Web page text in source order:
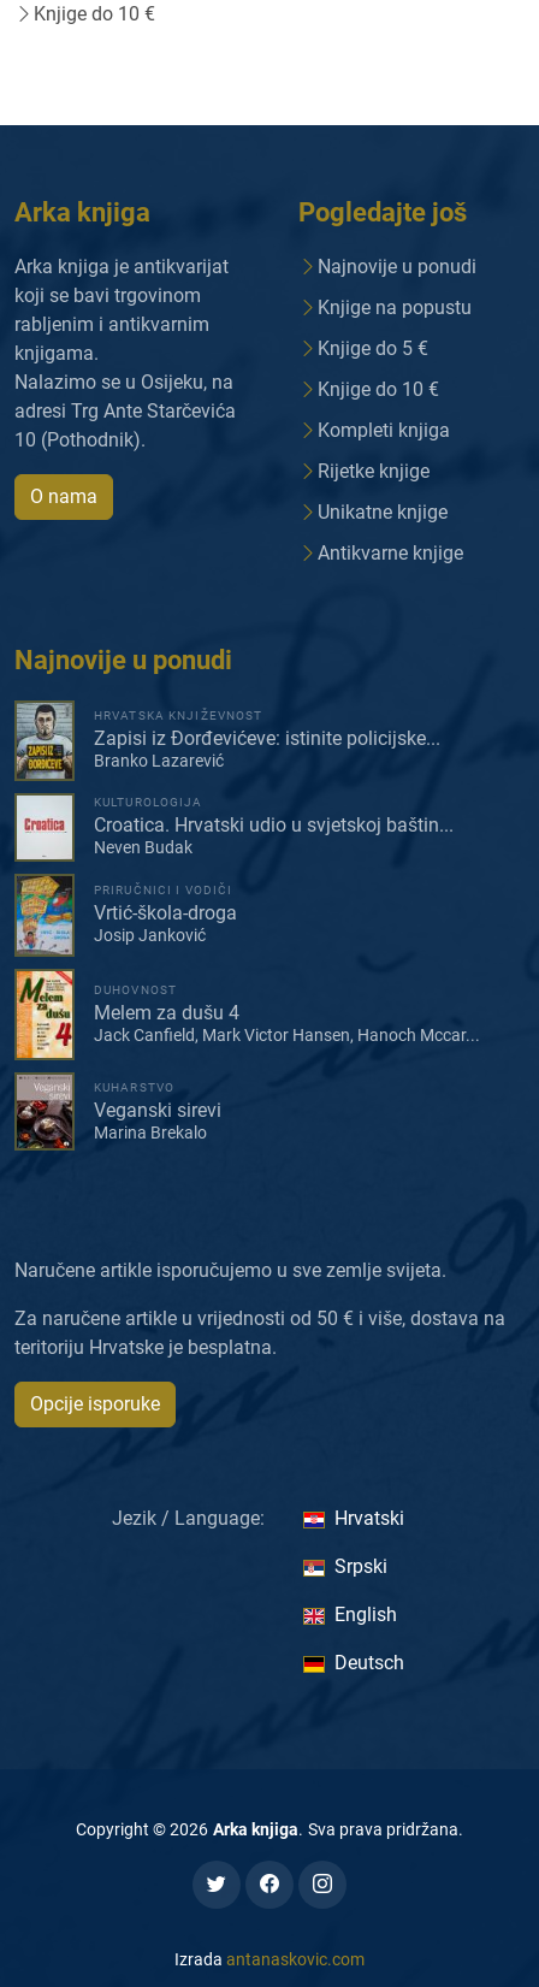
Knjige do 10 €
Arka knjiga
Arka knjiga je antikvarijat
koji se bavi trgovinom
rabljenim i antikvarnim
knjigama.
Nalazimo se u Osijeku, na
adresi Trg Ante Starčevića
10 (Pothodnik).
O nama
Pogledajte još
Najnovije u ponudi
Knjige na popustu
Knjige do 5 €
Knjige do 10 €
Kompleti knjiga
Rijetke knjige
Unikatne knjige
Antikvarne knjige
Najnovije u ponudi
HRVATSKA KNJIŽEVNOST
Zapisi iz Đorđevićeve: istinite policijske...
Branko Lazarević
KULTUROLOGIJA
Croatica. Hrvatski udio u svjetskoj baštin...
Neven Budak
PRIRUČNICI I VODIČI
Vrtić-škola-droga
Josip Janković
DUHOVNOST
Melem za dušu 4
Jack Canfield, Mark Victor Hansen, Hanoch Mccar...
KUHARSTVO
Veganski sirevi
Marina Brekalo
Naručene artikle isporučujemo u sve zemlje svijeta.
Za naručene artikle u vrijednosti od 50 € i više, dostava na
teritoriju Hrvatske je besplatna.
Opcije isporuke
Jezik / Language: Hrvatski
Srpski
English
Deutsch
Copyright ©2026 Arka knjiga. Sva prava pridržana.
Izrada antanaskovic.com